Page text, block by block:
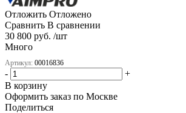
Отложить Отложено
Сравнить В сравнении
30 800 руб. /шт
Много
Артикул: 00016836
-
+
В корзину
Оформить заказ по Москве
Поделиться